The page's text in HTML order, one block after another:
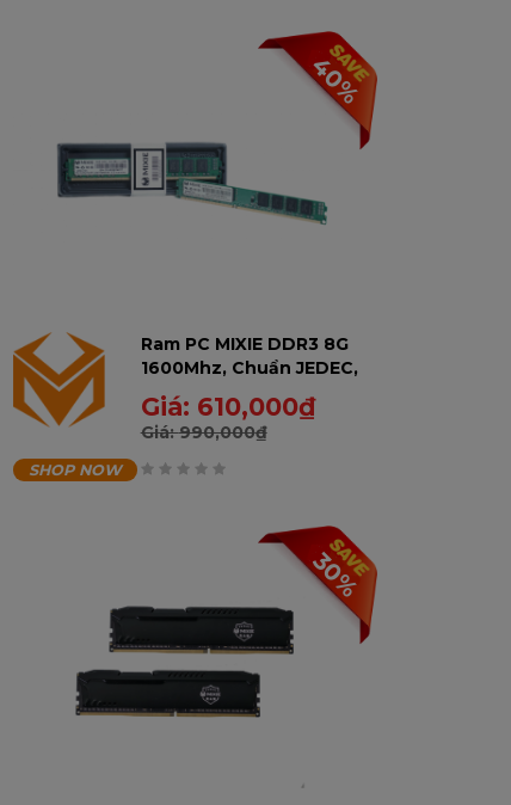
40%
Ram PC MIXIE DDR3 8G
1600Mhz, Chuẩn JEDEC,
Không tản, Bảo hành
36 tháng - 8GD31600-U
Giá: 610,000₫
Giá:990,000₫
SHOP NOW
30%